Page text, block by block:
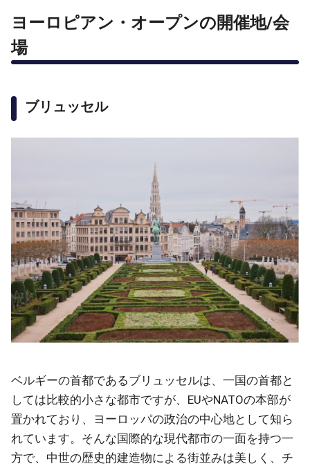
ヨーロピアン・オープンの開催地/会
場
ブリュッセル
ベルギーの首都であるブリュッセルは、一国の首都と
しては比較的小さな都市ですが、EUやNATOの本部が
置かれており、ヨーロッパの政治の中心地として知ら
れています。そんな国際的な現代都市の一面を持つ一
方で、中世の歴史的建造物による街並みは美しく、チ